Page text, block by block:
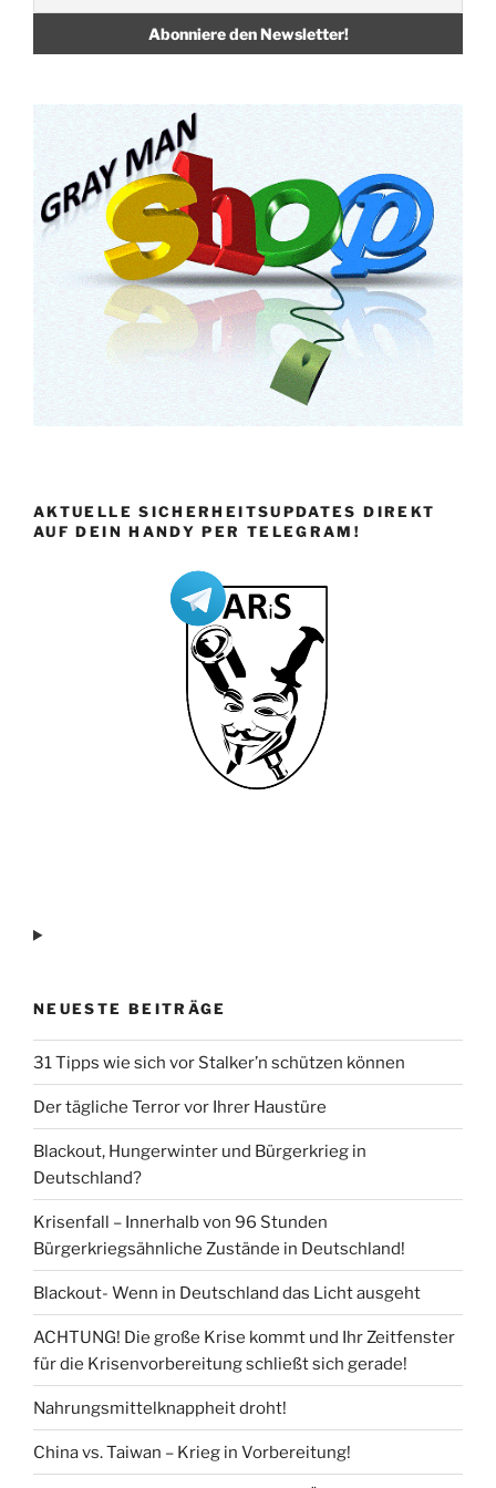
AKTUELLE SICHERHEITSUPDATES DIREKT
AUF DEIN HANDY PER TELEGRAM!
NEUESTE BEITRÄGE
31 Tipps wie sich vor Stalker’n schützen können
Der tägliche Terror vor Ihrer Haustüre
Blackout, Hungerwinter und Bürgerkrieg in
Deutschland?
Krisenfall – Innerhalb von 96 Stunden
Bürgerkriegsähnliche Zustände in Deutschland!
Blackout- Wenn in Deutschland das Licht ausgeht
ACHTUNG! Die große Krise kommt und Ihr Zeitfenster
für die Krisenvorbereitung schließt sich gerade!
Nahrungsmittelknappheit droht!
China vs. Taiwan – Krieg in Vorbereitung!